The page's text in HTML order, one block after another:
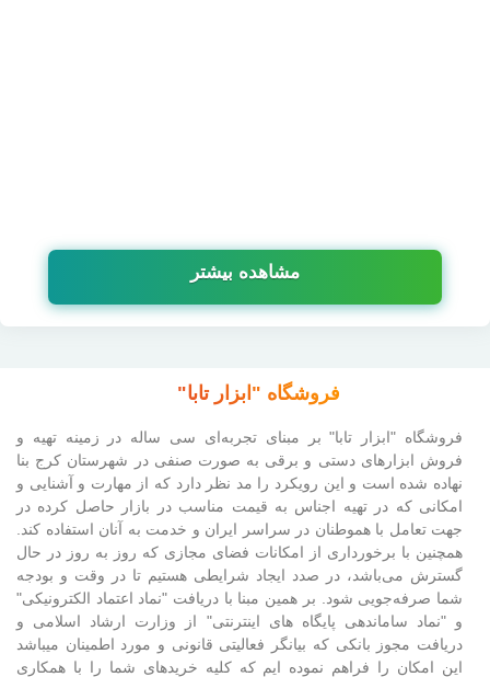
مشاهده بیشتر
فروشگاه "ابزار تابا"
فروشگاه "ابزار تابا"بر مبنای تجربه‌ای سی ساله در زمینه تهیه و
فروش ابزارهای دستی و برقی به صورت صنفی در شهرستان کرج بنا
نهاده شده است و این رویکرد را مد نظر دارد که از مهارت و آشنایی و
امکانی که در تهیه اجناس به قیمت مناسب در بازار حاصل کرده در
جهت تعامل با هموطنان در سراسر ایران و خدمت به آنان استفاده کند.
همچنین با برخورداری از امکانات فضای مجازی که روز به روز در حال
گسترش می‌باشد، در صدد ایجاد شرایطی هستیم تا در وقت و بودجه
شما صرفه‌جویی شود. بر همین مبنا با دریافت "نماد اعتماد الکترونیکی"
و "نماد ساماندهی پایگاه های اینترنتی" از وزارت ارشاد اسلامی و
دریافت مجوز بانکی که بیانگر فعالیتی قانونی و مورد اطمینان میباشد
این امکان را فراهم نموده ایم که کلیه خریدهای شما را با همکاری